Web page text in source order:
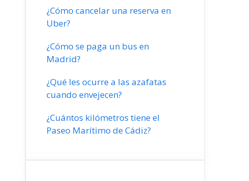
¿Cómo cancelar una reserva en
Uber?
¿Cómo se paga un bus en
Madrid?
¿Qué les ocurre a las azafatas
cuando envejecen?
¿Cuántos kilómetros tiene el
Paseo Marítimo de Cádiz?